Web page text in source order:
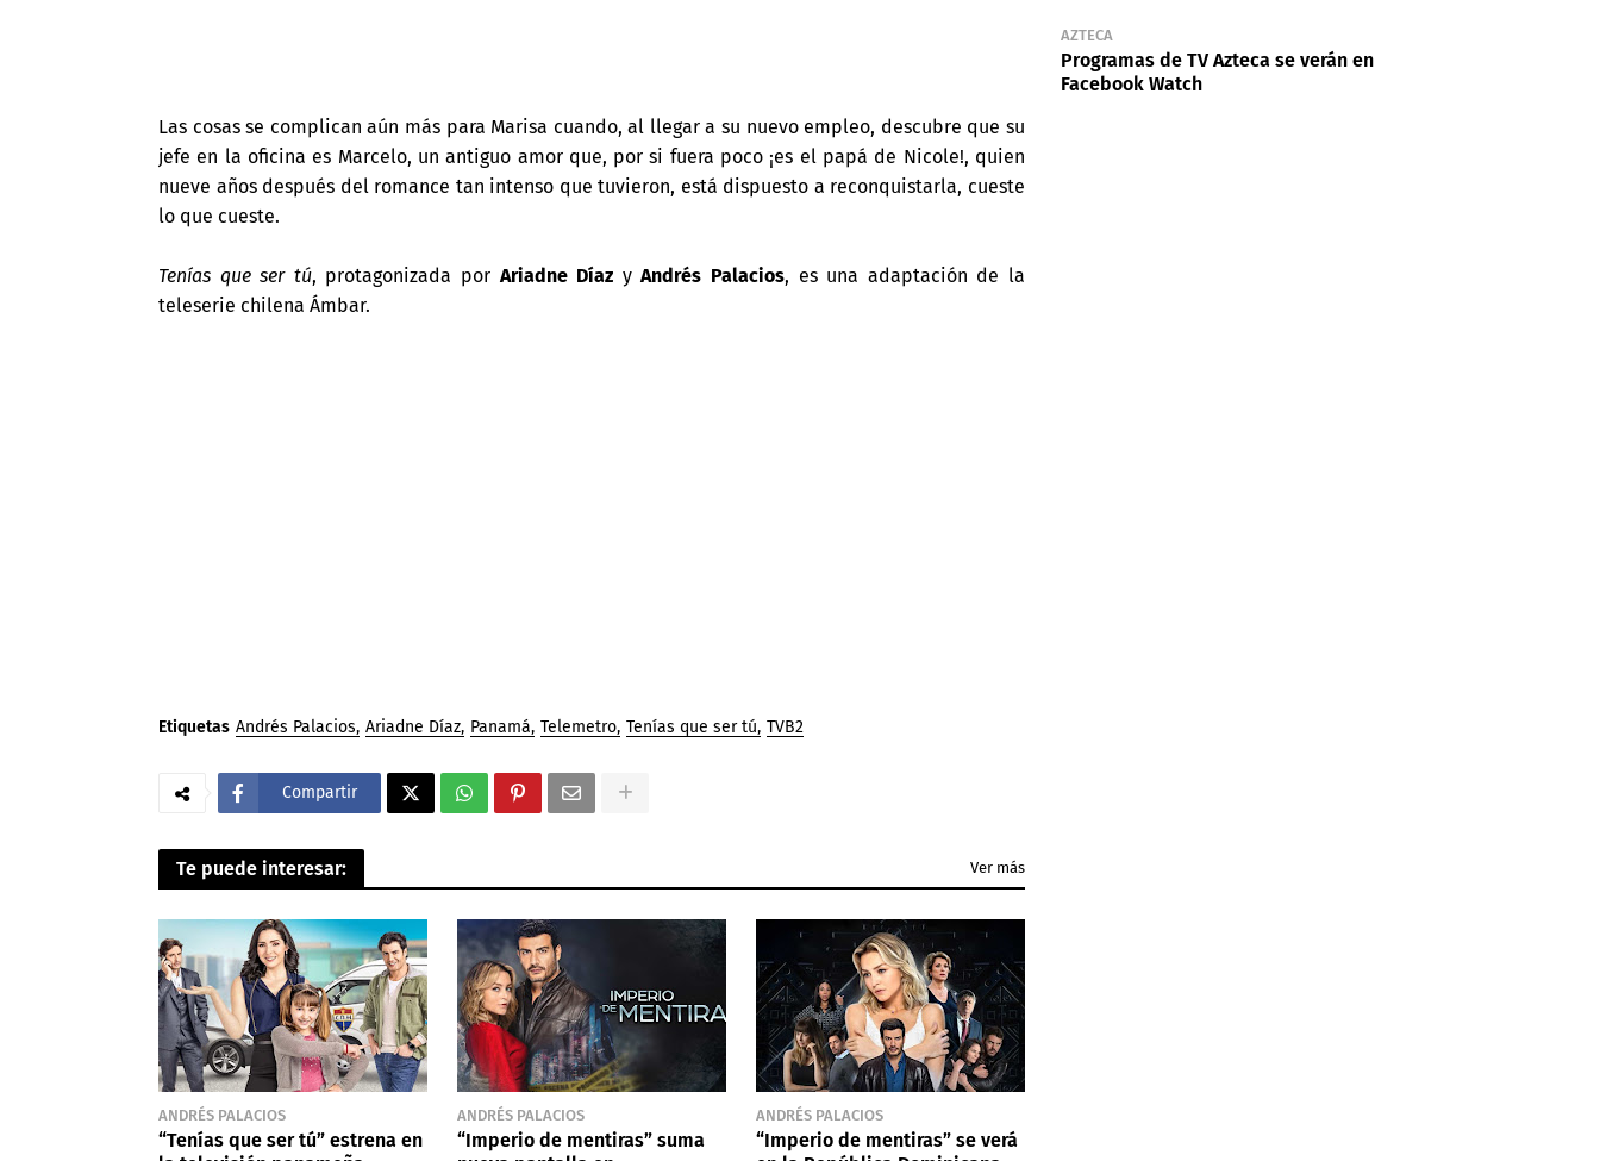
Las cosas se complican aún más para Marisa cuando, al llegar a su nuevo empleo, descubre que su
jefe en la oficina es Marcelo, un antiguo amor que, por si fuera poco ¡es el papá de Nicole!, quien
nueve años después del romance tan intenso que tuvieron, está dispuesto a reconquistarla, cueste
lo que cueste.
Tenías que ser tú, protagonizada por Ariadne Díaz yAndrés Palacios, es una adaptación de la
teleserie chilena Ámbar.
Etiquetas Andrés Palacios Ariadne Díaz Panamá Telemetro Tenías que ser tú TVB2
Compartir
Te puede interesar: Ver más
ANDRÉS PALACIOS
“Tenías que ser tú” estrena en
ANDRÉS PALACIOS
“Imperio de mentiras” suma
ANDRÉS PALACIOS
“Imperio de mentiras” se verá
AZTECA
Programas de TV Azteca se verán en
Facebook Watch